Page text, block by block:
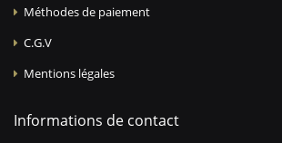
Méthodes de paiement
C.G.V
Mentions légales
Informations de contact